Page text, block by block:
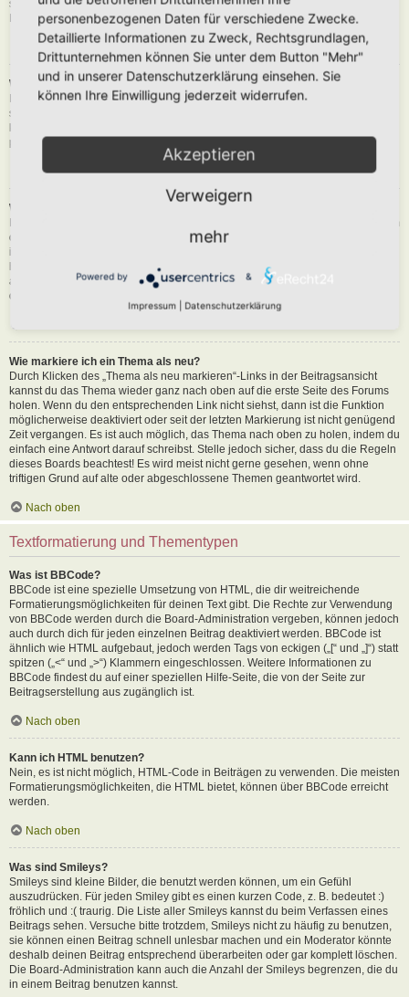
siehst du eine Schaltfläche in der Nähe des Beitrags, um diesen zu melden.
Du wirst dann durch die weiteren Schritte geführt.
Nach oben
Was bewirkt die „Speichern“-Schaltfläche beim Schreiben eines Beitrags?
Hiermit kannst du die geschriebene Entwürfe speichern und zu einem
späteren Zeitpunkt vervollständigen und absenden. Den gesicherten Beitrag
kannst du mit der Funktion „Gespeicherte Entwürfe verwalten“ in deinem
persönlichen Bereich erneut laden.
Nach oben
Warum muss mein Beitrag erst freigegeben werden?
Die Board-Administration kann entschieden haben, dass in dem Forum, in dem
du einen Beitrag erstellt hast, die Beiträge zuerst geprüft werden müssen. Es
ist auch möglich, dass die Administration dich zu einer Gruppe von Benutzern
hinzugefügt hat, bei denen sie die Beiträge erst begutachten möchte, bevor sie
auf der Seite sichtbar werden. Bitte kontaktiere die Board-Administration, wenn
du weitere Informationen dazu benötigst.
Wie markiere ich ein Thema als neu?
Durch Klicken des „Thema als neu markieren“-Links in der Beitragsansicht
kannst du das Thema wieder ganz nach oben auf die erste Seite des Forums
holen. Wenn du den entsprechenden Link nicht siehst, dann ist die Funktion
möglicherweise deaktiviert oder seit der letzten Markierung ist nicht genügend
Zeit vergangen. Es ist auch möglich, das Thema nach oben zu holen, indem du
einfach eine Antwort darauf schreibst. Stelle jedoch sicher, dass du die Regeln
dieses Boards beachtest! Es wird meist nicht gerne gesehen, wenn ohne
triftigen Grund auf alte oder abgeschlossene Themen geantwortet wird.
Nach oben
Textformatierung und Thementypen
Was ist BBCode?
BBCode ist eine spezielle Umsetzung von HTML, die dir weitreichende
Formatierungsmöglichkeiten für deinen Text gibt. Die Rechte zur Verwendung
von BBCode werden durch die Board-Administration vergeben, können jedoch
auch durch dich für jeden einzelnen Beitrag deaktiviert werden. BBCode ist
ähnlich wie HTML aufgebaut, jedoch werden Tags von eckigen („[“ und „]“) statt
spitzen („<“ und „>“) Klammern eingeschlossen. Weitere Informationen zu
BBCode findest du auf einer speziellen Hilfe-Seite, die von der Seite zur
Beitragserstellung aus zugänglich ist.
Nach oben
Kann ich HTML benutzen?
Nein, es ist nicht möglich, HTML-Code in Beiträgen zu verwenden. Die meisten
Formatierungsmöglichkeiten, die HTML bietet, können über BBCode erreicht
werden.
Nach oben
Was sind Smileys?
Smileys sind kleine Bilder, die benutzt werden können, um ein Gefühl
auszudrücken. Für jeden Smiley gibt es einen kurzen Code, z. B. bedeutet :)
fröhlich und :( traurig. Die Liste aller Smileys kannst du beim Verfassen eines
Beitrags sehen. Versuche bitte trotzdem, Smileys nicht zu häufig zu benutzen,
sie können einen Beitrag schnell unlesbar machen und ein Moderator könnte
deshalb deinen Beitrag entsprechend überarbeiten oder gar komplett löschen.
Die Board-Administration kann auch die Anzahl der Smileys begrenzen, die du
in einem Beitrag benutzen kannst.
personenbezogenen Daten für verschiedene Zwecke.
Detaillierte Informationen zu Zweck, Rechtsgrundlagen,
Drittunternehmen können Sie unter dem Button "Mehr"
und in unserer Datenschutzerklärung einsehen. Sie
können Ihre Einwilligung jederzeit widerrufen.
Akzeptieren
Verweigern
mehr
Powered by &
Impressum Datenschutzerklärung